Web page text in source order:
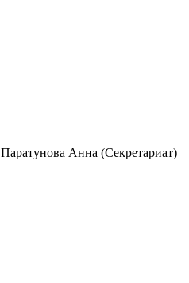
Паратунова Анна (Секретариат)